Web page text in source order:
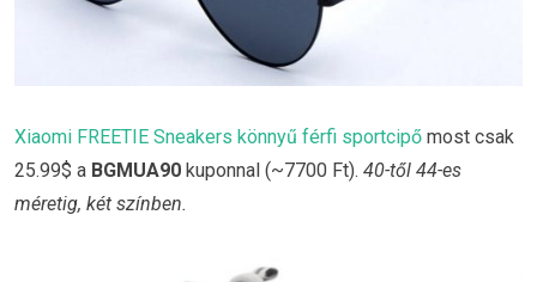
Xiaomi FREETIE Sneakers könnyű férfi sportcipő most csak
25.99$ a BGMUA90 kuponnal (~7700 Ft). 40-től 44-es
méretig, két színben.